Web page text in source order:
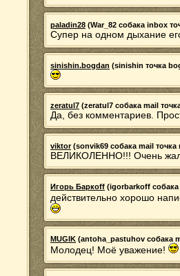
paladin28 (War_82 собака inbox
Супер на одном дыхание
sinishin.bogdan (sinishin точка
zeratul7 (zeratul7 собака mail
Да, без комментариев.
viktor(sonvik69 собака mail точка
ВЕЛИКОЛЕННО!!! Очень
Игорь Баркoff (igorbarkoff собака
действительно хорошо
MUGIK (antoha_pastuhov собака
Молодец! Моё уважение!